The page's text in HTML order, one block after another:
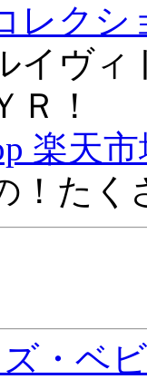
レクシ
イヴ
Ｒ！
楽天
！たく
・ベ